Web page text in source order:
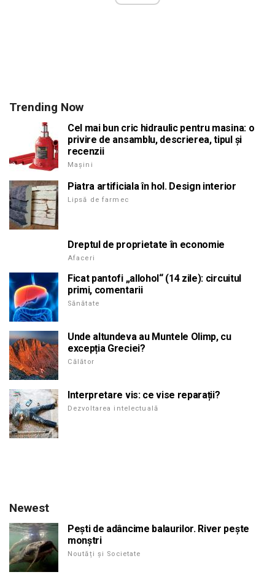
Trending Now
Cel mai bun cric hidraulic pentru masina: o
privire de ansamblu, descrierea, tipul și
recenzii
Mașini
Piatra artificiala în hol. Design interior
Lipsă de farmec
Dreptul de proprietate în economie
Afaceri
Ficat pantofi „allohol“ (14 zile): circuitul
primi, comentarii
Sănătate
Unde altundeva au Muntele Olimp, cu
excepția Greciei?
Călător
Interpretare vis: ce vise reparații?
Dezvoltarea intelectuală
Newest
Pești de adâncime balaurilor. River pește
monștri
Noutăți și Societate